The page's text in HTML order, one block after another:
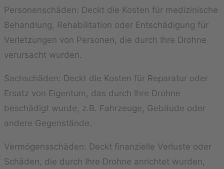
Personenschäden: Deckt die Kosten für medizinische
Behandlung, Rehabilitation oder Entschädigung für
Verletzungen von Personen, die durch Ihre Drohne
verursacht wurden.
Sachschäden: Deckt die Kosten für Reparatur oder
Ersatz von Eigentum, das durch Ihre Drohne
beschädigt wurde, z.B. Fahrzeuge, Gebäude oder
andere Gegenstände.
Vermögensschäden: Deckt finanzielle Verluste oder
Schäden, die durch Ihre Drohne anrichtet wurden,